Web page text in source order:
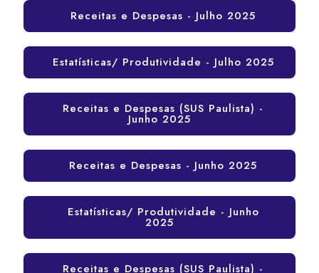
Receitas e Despesas - Julho 2025
Estatísticas/ Produtividade - Julho 2025
Receitas e Despesas (SUS Paulista) -
Junho 2025
Receitas e Despesas - Junho 2025
Estatísticas/ Produtividade - Junho
2025
Receitas e Despesas (SUS Paulista) -